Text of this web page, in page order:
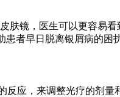
肤镜，医生可以更容易
者早日脱离银屑病的困扰
应，来调整光疗的剂量